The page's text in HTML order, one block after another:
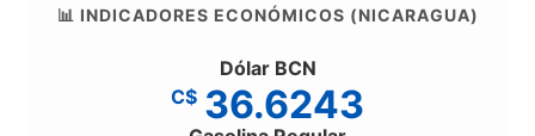
📊 INDICADORES ECONÓMICOS (NICARAGUA)
Dólar BCN
C$ 36.6243